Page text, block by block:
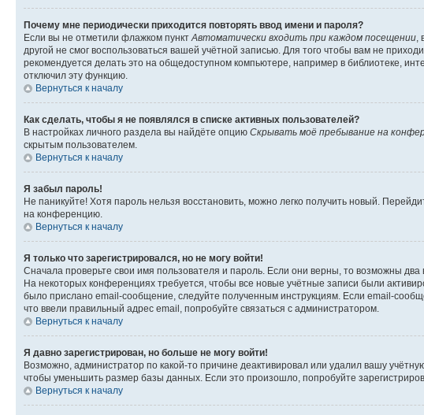
Почему мне периодически приходится повторять ввод имени и пароля?
Если вы не отметили флажком пункт Автоматически входить при каждом посещении
другой не смог воспользоваться вашей учётной записью. Для того чтобы вам не
рекомендуется делать это на общедоступном компьютере, например в библиотеке,
отключил эту функцию.
Вернуться к началу
Как сделать, чтобы я не появлялся в списке активных пользователей?
В настройках личного раздела вы найдёте опцию Скрывать моё пребывание на
скрытым пользователем.
Вернуться к началу
Я забыл пароль!
Не паникуйте! Хотя пароль нельзя восстановить, можно легко получить новый.
на конференцию.
Вернуться к началу
Я только что зарегистрировался, но не могу войти!
Сначала проверьте свои имя пользователя и пароль. Если они верны, то возможны
На некоторых конференциях требуется, чтобы все новые учётные записи были
было прислано email-сообщение, следуйте полученным инструкциям. Если email-
что ввели правильный адрес email, попробуйте связаться с администратором.
Вернуться к началу
Я давно зарегистрирован, но больше не могу войти!
Возможно, администратор по какой-то причине деактивировал или удалил вашу
чтобы уменьшить размер базы данных. Если это произошло, попробуйте
Вернуться к началу